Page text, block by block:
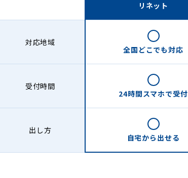
リネット
対応地域
全国どこでも対応
受付時間
24時間スマホで受付
出し方
自宅から 出せる